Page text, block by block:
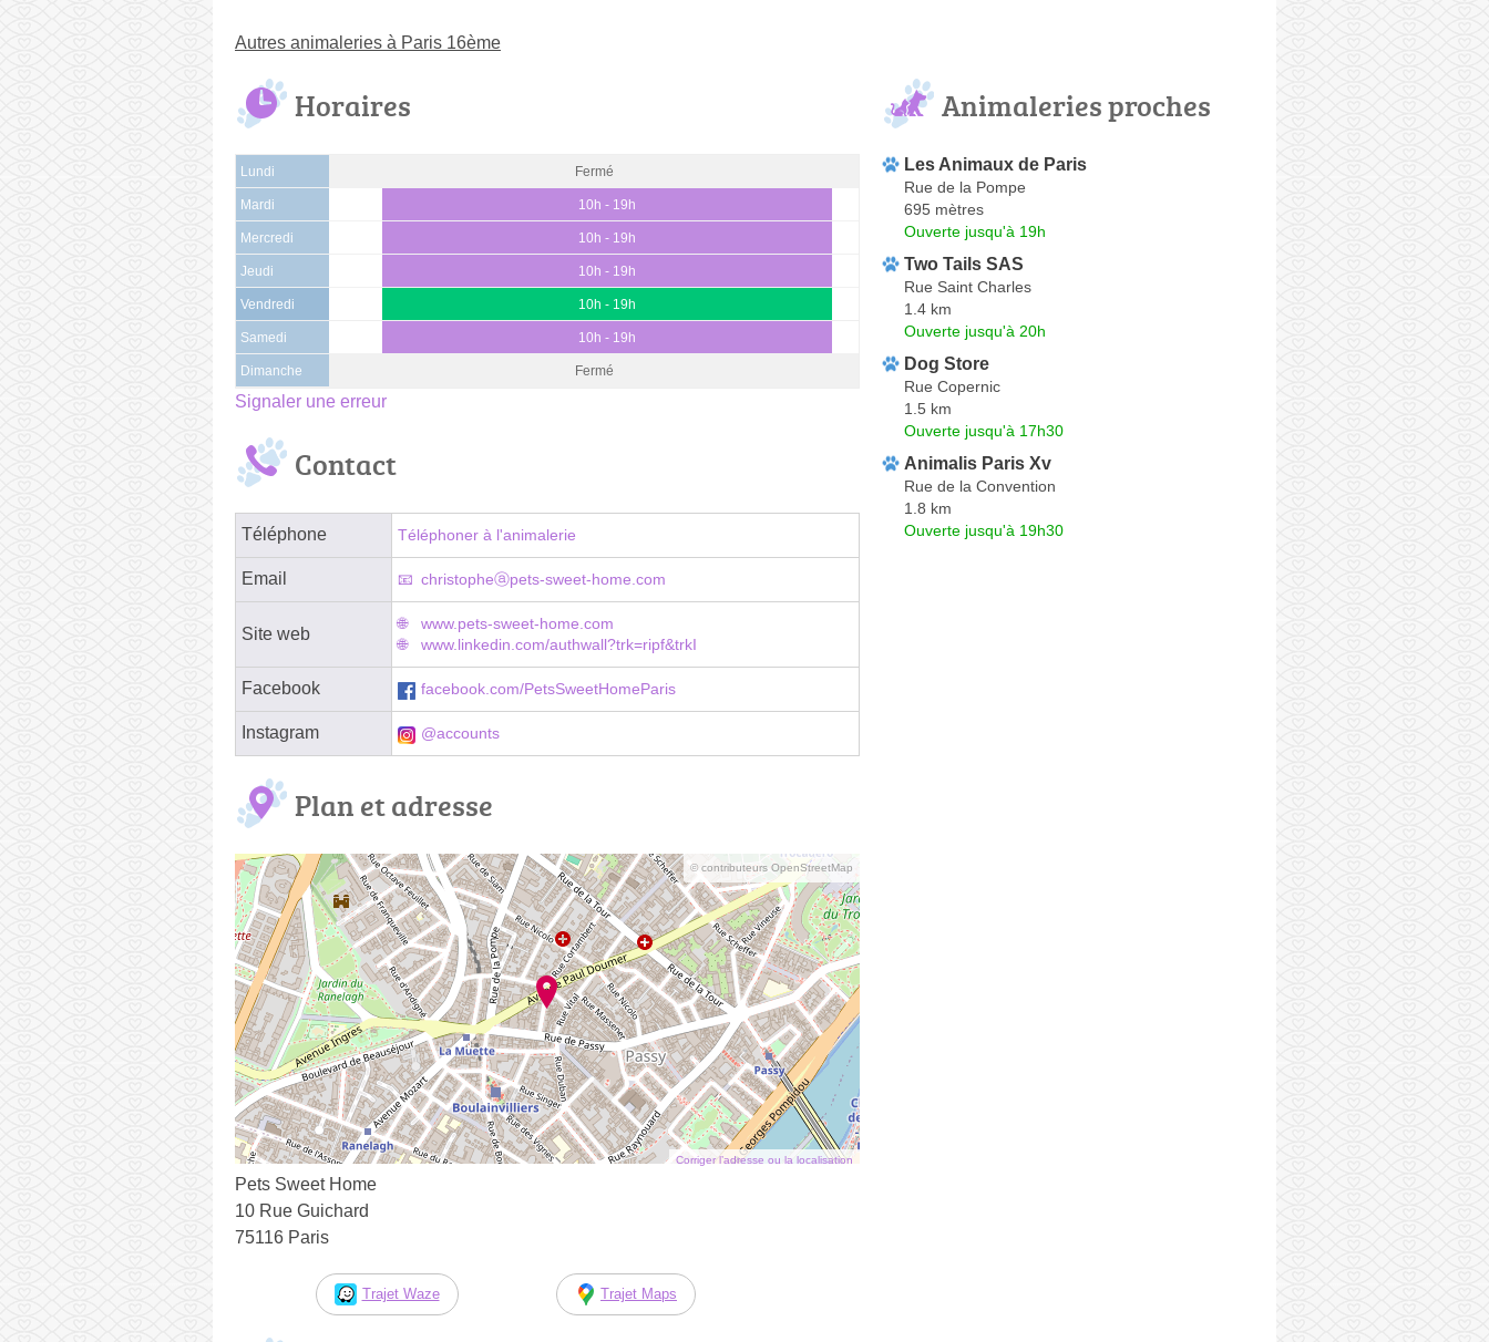
Autres animaleries à Paris 16ème
Horaires
Lundi Fermé
Mardi 10h - 19h
Mercredi 10h - 19h
Jeudi 10h - 19h
Vendredi 10h - 19h
Samedi 10h - 19h
Dimanche Fermé
Signaler une erreur
Contact
Téléphone Téléphoner à l'animalerie
Email christopheⓐpets-sweet-home.com
Site web
www.pets-sweet-home.com
www.linkedin.com/authwall?trk=ripf&trkI
Facebook facebook.com/PetsSweetHomeParis
Instagram @accounts
Plan et adresse
© contributeurs OpenStreetMap
Corriger l’adresse ou la localisation
Pets Sweet Home
10 Rue Guichard
75116 Paris
Trajet Waze Trajet Maps
Animaleries proches
Les Animaux de Paris
Rue de la Pompe
695 mètres
Ouverte jusqu'à 19h
Two Tails SAS
Rue Saint Charles
1.4 km
Ouverte jusqu'à 20h
Dog Store
Rue Copernic
1.5 km
Ouverte jusqu'à 17h30
Animalis Paris Xv
Rue de la Convention
1.8 km
Ouverte jusqu'à 19h30